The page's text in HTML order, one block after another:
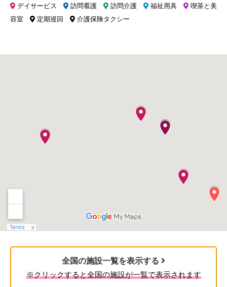
デイサービス 訪問看護 訪問介護 福祉用具
喫茶と美
容室
定期巡回 介護保険タクシー
全国の施設一覧を表示する
※クリックすると全国の施設が一覧で表示されます